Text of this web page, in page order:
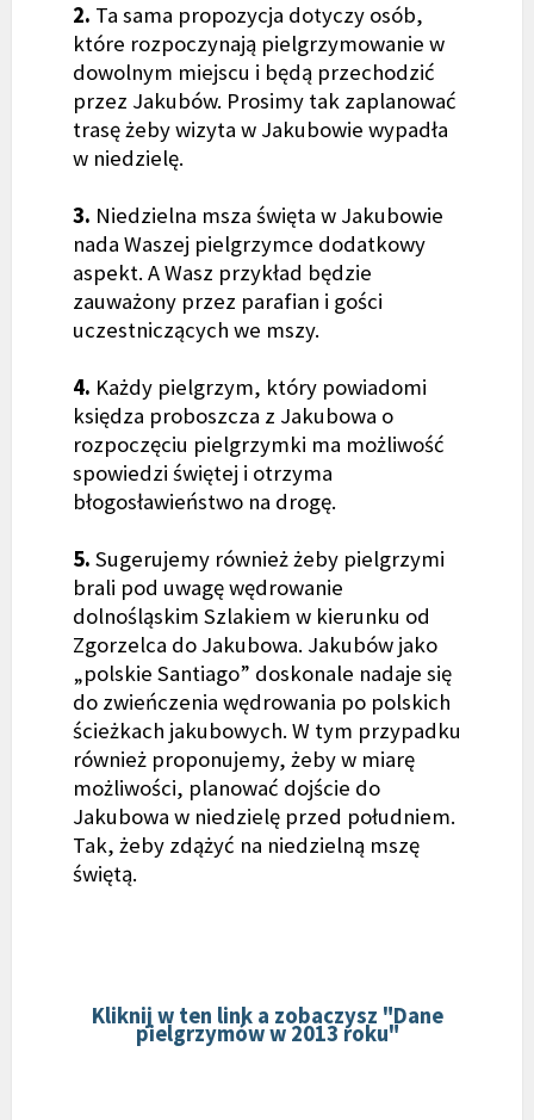
2. Ta sama propozycja dotyczy osób,
które rozpoczynają pielgrzymowanie w
dowolnym miejscu i będą przechodzić
przez Jakubów. Prosimy tak zaplanować
trasę żeby wizyta w Jakubowie wypadła
w niedzielę.
3. Niedzielna msza święta w Jakubowie
nada Waszej pielgrzymce dodatkowy
aspekt. A Wasz przykład będzie
zauważony przez parafian i gości
uczestniczących we mszy.
4. Każdy pielgrzym, który powiadomi
księdza proboszcza z Jakubowa o
rozpoczęciu pielgrzymki ma możliwość
spowiedzi świętej i otrzyma
błogosławieństwo na drogę.
5. Sugerujemy również żeby pielgrzymi
brali pod uwagę wędrowanie
dolnośląskim Szlakiem w kierunku od
Zgorzelca do Jakubowa. Jakubów jako
„polskie Santiago” doskonale nadaje się
do zwieńczenia wędrowania po polskich
ścieżkach jakubowych. W tym przypadku
również proponujemy, żeby w miarę
możliwości, planować dojście do
Jakubowa w niedzielę przed południem.
Tak, żeby zdążyć na niedzielną mszę
świętą.
Kliknij w ten link a zobaczysz "Dane
pielgrzymów w 2013 roku"